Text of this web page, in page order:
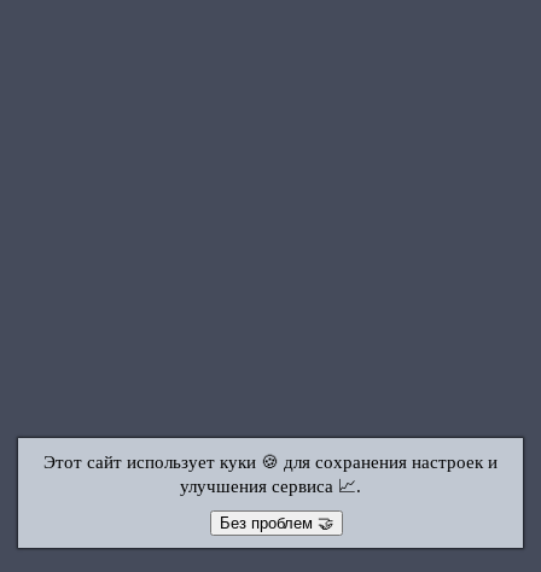
Этот сайт использует куки 🍪 для сохранения настроек и
улучшения сервиса 📈.
Без проблем 🤝